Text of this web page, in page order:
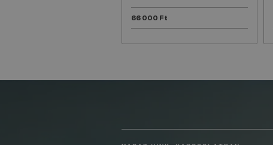
66 000 Ft